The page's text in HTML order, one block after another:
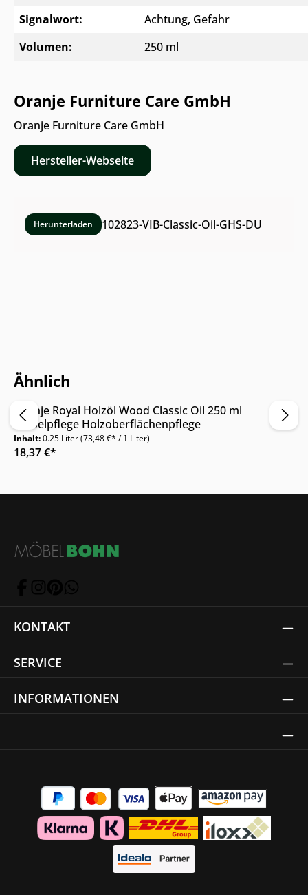
Signalwort:
Achtung, Gefahr
Volumen:
250 ml
Oranje Furniture Care GmbH
Oranje Furniture Care GmbH
Hersteller-Webseite
Herunterladen 102823-VIB-Classic-Oil-GHS-DU
Ähnlich
Nur Online erhältlich
Oranje Royal Holzöl Wood Classic Oil 250 ml
Möbelpflege Holzoberflächenpflege
Inhalt:0.25 Liter(73,48 €* / 1 Liter)
18,37 €*
KONTAKT
SERVICE
INFORMATIONEN